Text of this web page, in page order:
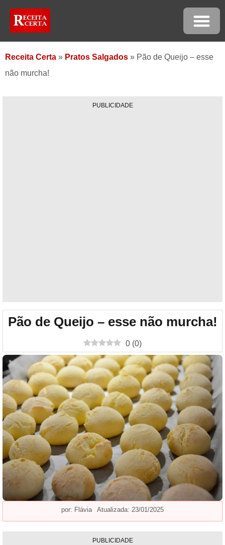
Receita Certa » Pratos Salgados » Pão de Queijo – esse
não murcha!
PUBLICIDADE
Pão de Queijo – esse não murcha!
0 (0)
por: Flávia Atualizada: 23/01/2025
PUBLICIDADE